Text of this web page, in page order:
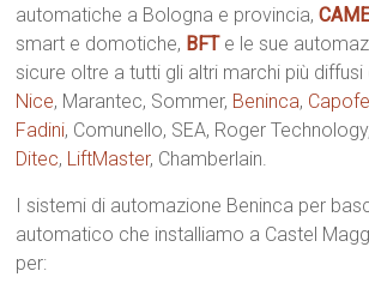
automatiche a Bologna e provincia,
smart e domotiche, BFT e le sue
sicure oltre a tutti gli altri marchi più
Nice, Marantec, Sommer, Beninca,
Fadini, Comunello, SEA, Roger
Ditec, LiftMaster, Chamberlain.
I sistemi di automazione Beninca per
automatico che installiamo a Castel
per: